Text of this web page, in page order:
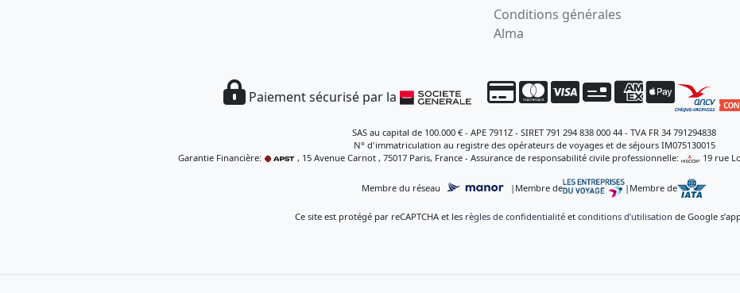
Conditions générales
Alma
Paiement sécurisé par la
SAS au capital de 100.000 € - APE 7911Z - SIRET 791 294 838 000 44 - TVA FR 34 791294838
N° d'immatriculation au registre des opérateurs de voyages et de séjours IM075130015
Garantie Financière:
, 15 Avenue Carnot , 75017 Paris, France - Assurance de responsabilité civile professionnelle: , 19 rue
Membre du réseau | Membre de | Membre de
Ce site est protégé par reCAPTCHA et les règles de confidentialité et conditions d’utilisation de Google